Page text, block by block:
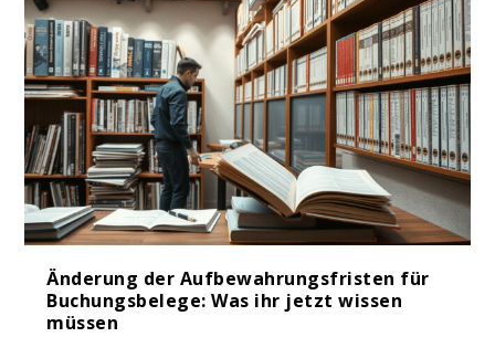
Änderung der Aufbewahrungsfristen für
Buchungsbelege: Was ihr jetzt wissen
müssen